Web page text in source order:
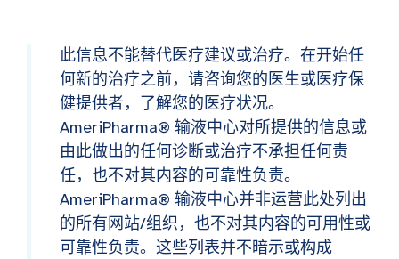
此信息不能替代医疗建议或治疗。在开始任
何新的治疗之前，请咨询您的医生或医疗保
健提供者，了解您的医疗状况。
AmeriPharma® 输液中心对所提供的信息或
由此做出的任何诊断或治疗不承担任何责
任，也不对其内容的可靠性负责。
AmeriPharma® 输液中心并非运营此处列出
的所有网站/组织，也不对其内容的可用性或
可靠性负责。这些列表并不暗示或构成